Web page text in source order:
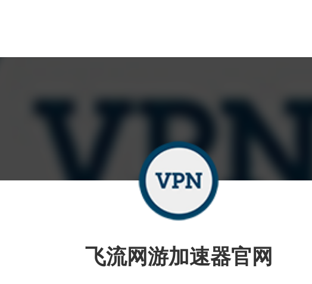
飞流网游加速器官网